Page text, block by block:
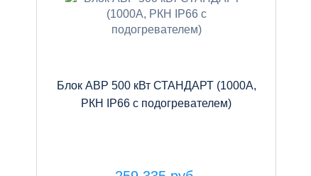
Блок АВР 500 кВт СТАНДАРТ (1000А,
РКН IP66 с подогревателем)